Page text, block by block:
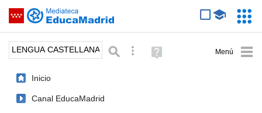
Saltar navegación
Palabra o frase: Búsqueda avanzada
Ayuda
(en
Inicio
Canal EducaMadrid